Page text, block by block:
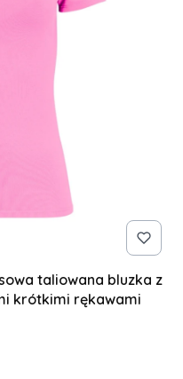
taliowana bluzka z
krótkimi rękawami